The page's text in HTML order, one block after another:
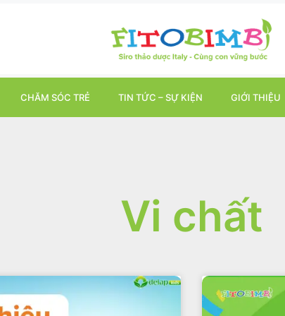
CHĂM SÓC TRẺ TIN TỨC – SỰ KIỆN GIỚI THIỆU
Vi chất